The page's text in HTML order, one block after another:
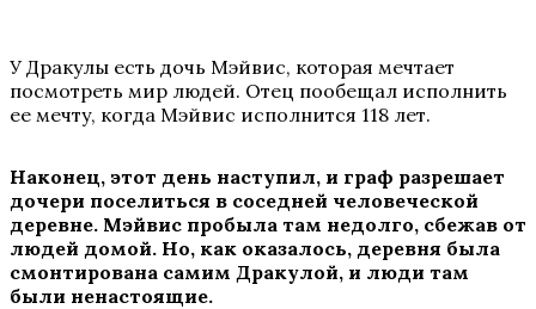
У Дракулы есть дочь Мэйвис, которая мечтает
посмотреть мир людей. Отец пообещал исполнить
ее мечту, когда Мэйвис исполнится 118 лет.
Наконец, этот день наступил, и граф разрешает
дочери поселиться в соседней человеческой
деревне. Мэйвис пробыла там недолго, сбежав от
людей домой. Но, как оказалось, деревня была
смонтирована самим Дракулой, и люди там
были ненастоящие.